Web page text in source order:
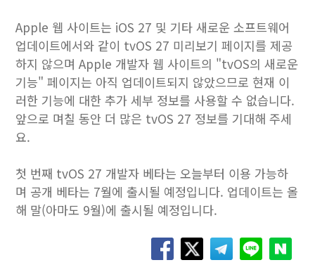
Apple 웹 사이트는 iOS 27 및 기타 새로운 소프트웨어
업데이트에서와 같이 tvOS 27 미리보기 페이지를 제공
하지 않으며 Apple 개발자 웹 사이트의 "tvOS의 새로운
기능" 페이지는 아직 업데이트되지 않았으므로 현재 이
러한 기능에 대한 추가 세부 정보를 사용할 수 없습니다.
앞으로 며칠 동안 더 많은 tvOS 27 정보를 기대해 주세
요.
첫 번째 tvOS 27 개발자 베타는 오늘부터 이용 가능하
며 공개 베타는 7월에 출시될 예정입니다. 업데이트는 올
해 말(아마도 9월)에 출시될 예정입니다.